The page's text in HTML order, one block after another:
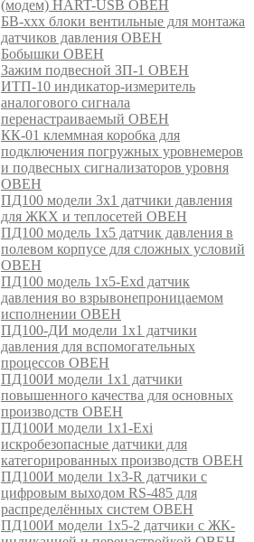
(модем) HART-USB ОВЕН
БВ-ххх блоки вентильные для монтажа
датчиков давления ОВЕН
Бобышки ОВЕН
Зажим подвесной ЗП-1 ОВЕН
ИТП-10 индикатор-измеритель
аналогового сигнала
перенастраиваемый ОВЕН
КК-01 клеммная коробка для
подключения погружных уровнемеров
и подвесных сигнализаторов уровня
ОВЕН
ПД100 модели 3х1 датчики давления
для ЖКХ и теплосетей ОВЕН
ПД100 модель 1х5 датчик давления в
полевом корпусе для сложных условий
ОВЕН
ПД100 модель 1х5-Exd датчик
давления во взрывонепроницаемом
исполнении ОВЕН
ПД100-ДИ модели 1х1 датчики
давления для вспомогательных
процессов ОВЕН
ПД100И модели 1х1 датчики
повышенного качества для основных
производств ОВЕН
ПД100И модели 1х1-Exi
искробезопасные датчики для
категорированных производств ОВЕН
ПД100И модели 1х3-R датчики с
цифровым выходом RS-485 для
распределённых систем ОВЕН
ПД100И модели 1х5-2 датчики с ЖК-